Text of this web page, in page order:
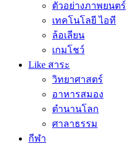
ตัวอย่างภาพยนตร์
เทคโนโลยี ไอที
ล้อเลียน
เกมโชว์
Like สาระ
วิทยาศาสตร์
อาหารสมอง
ตำนานโลก
ศาลาธรรม
กีฬา